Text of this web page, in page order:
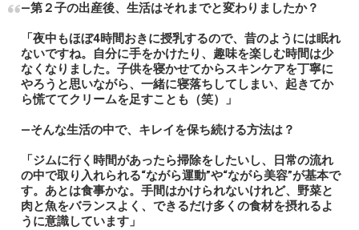
―第２子の出産後、生活はそれまでと変わりましたか？
「夜中もほぼ4時間おきに授乳するので、昔のようには眠れ
ないですね。自分に手をかけたり、趣味を楽しむ時間は少
なくなりました。子供を寝かせてからスキンケアを丁寧に
やろうと思いながら、一緒に寝落ちしてしまい、起きてか
ら慌ててクリームを足すことも（笑）」
―そんな生活の中で、キレイを保ち続ける方法は？
「ジムに行く時間があったら掃除をしたいし、日常の流れ
の中で取り入れられる“ながら運動”や“ながら美容”が基本で
す。あとは食事かな。手間はかけられないけれど、野菜と
肉と魚をバランスよく、できるだけ多くの食材を摂れるよ
うに意識しています」